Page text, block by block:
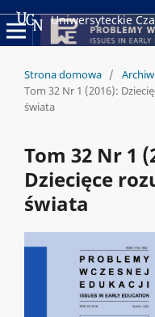
Uniwersyteckie
Strona domowa /
Tom 32 Nr 1 (2016):
świata
Tom 32 Nr 1
Dziecięce
świata